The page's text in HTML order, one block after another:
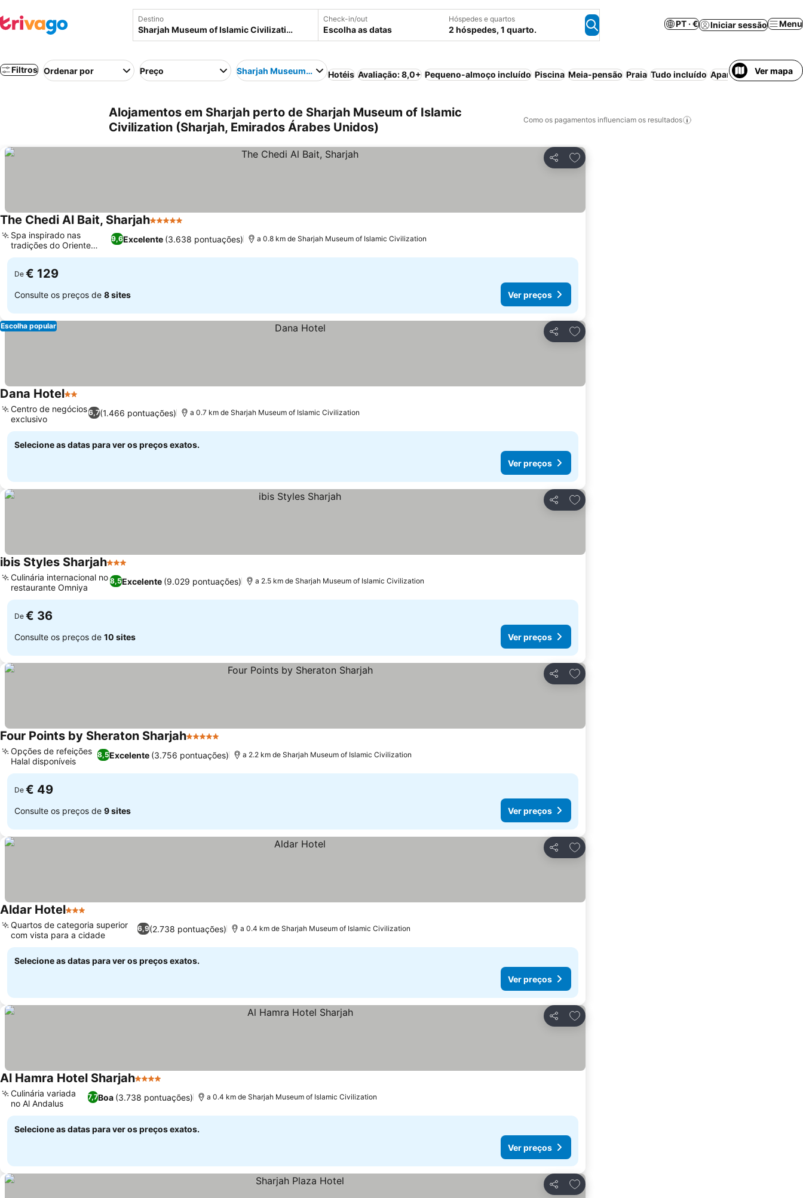
Destino Check-in/out
Escolha as datas
Hóspedes e quartos
2 hóspedes, 1 quarto.
PT · € Iniciar sessão Menu
Filtros Ordenar por Preço Sharjah Museum of Islamic Civilization
Hotéis Avaliação: 8,0+ Pequeno-almoço incluído Piscina Meia-pensão Praia Tudo incluído Aparthotel Ver mapa
Alojamentos em Sharjah perto de Sharjah Museum of Islamic
Civilization (Sharjah, Emirados Árabes Unidos)
Como os pagamentos influenciam os resultados
Partilhar
Adicionar aos favoritos
The Chedi Al Bait, Sharjah5 Estrelas
9,6Excelente (3.638 pontuações)
Spa inspirado nas
tradições do Oriente
Médio
a 0.8 km de Sharjah Museum of Islamic Civilization
De € 129
Consulte os preços de 8 sites Ver preços
Partilhar
Adicionar aos favoritos
Escolha popular
Dana Hotel2 Estrelas
6,7(1.466 pontuações)
Centro de negócios
exclusivo
a 0.7 km de Sharjah Museum of Islamic Civilization
Selecione as datas para ver os preços exatos.
Ver preços
Partilhar
Adicionar aos favoritos
ibis Styles Sharjah3 Estrelas
8,5Excelente (9.029 pontuações)
Culinária internacional no
restaurante Omniya
a 2.5 km de Sharjah Museum of Islamic Civilization
De € 36
Consulte os preços de 10 sites Ver preços
Partilhar
Adicionar aos favoritos
Four Points by Sheraton Sharjah5 Estrelas
8,5Excelente (3.756 pontuações)
Opções de refeições
Halal disponíveis
a 2.2 km de Sharjah Museum of Islamic Civilization
De € 49
Consulte os preços de 9 sites Ver preços
Partilhar
Adicionar aos favoritos
Aldar Hotel3 Estrelas
6,9(2.738 pontuações)
Quartos de categoria superior
com vista para a cidade
a 0.4 km de Sharjah Museum of Islamic Civilization
Selecione as datas para ver os preços exatos.
Ver preços
Partilhar
Adicionar aos favoritos
Al Hamra Hotel Sharjah4 Estrelas
7,7Boa (3.738 pontuações)
Culinária variada
no Al Andalus
a 0.4 km de Sharjah Museum of Islamic Civilization
Selecione as datas para ver os preços exatos.
Ver preços
Partilhar
Adicionar aos favoritos